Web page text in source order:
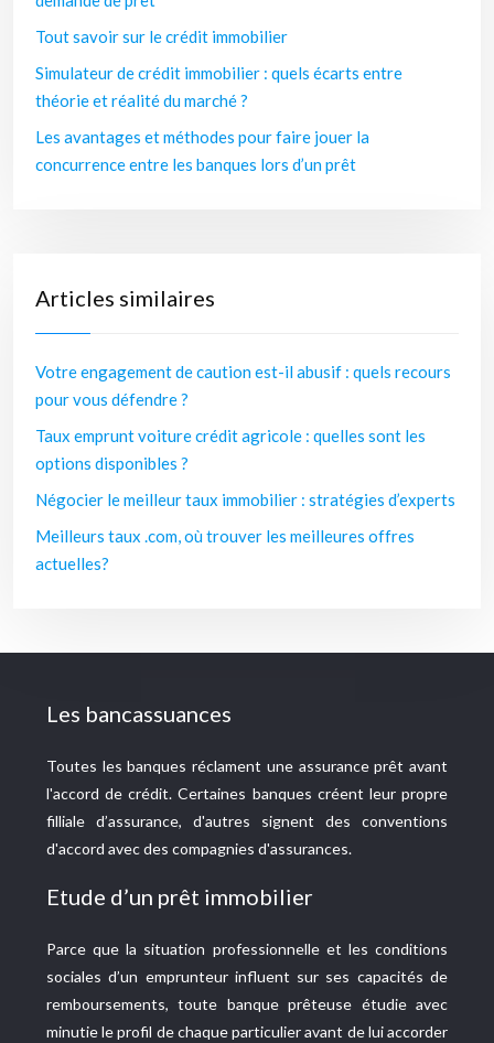
Tout savoir sur le crédit immobilier
Simulateur de crédit immobilier : quels écarts entre
théorie et réalité du marché ?
Les avantages et méthodes pour faire jouer la
concurrence entre les banques lors d’un prêt
Articles similaires
Votre engagement de caution est-il abusif : quels recours
pour vous défendre ?
Taux emprunt voiture crédit agricole : quelles sont les
options disponibles ?
Négocier le meilleur taux immobilier : stratégies d’experts
Meilleurs taux .com, où trouver les meilleures offres
actuelles?
Les bancassuances
Toutes les banques réclament une assurance prêt avant
l'accord de crédit. Certaines banques créent leur propre
filliale d’assurance, d'autres signent des conventions
d'accord avec des compagnies d'assurances.
Etude d’un prêt immobilier
Parce que la situation professionnelle et les conditions
sociales d’un emprunteur influent sur ses capacités de
remboursements, toute banque prêteuse étudie avec
minutie le profil de chaque particulier avant de lui accorder